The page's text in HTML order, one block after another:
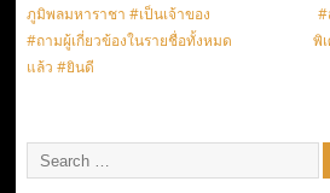
ภูมิพลมหาราชา #เป็นเจ้าของ
#ถามผู้เกี่ยวข้องในรายชื่อทั้งหมด
แล้ว #ยินดี
#
พิ